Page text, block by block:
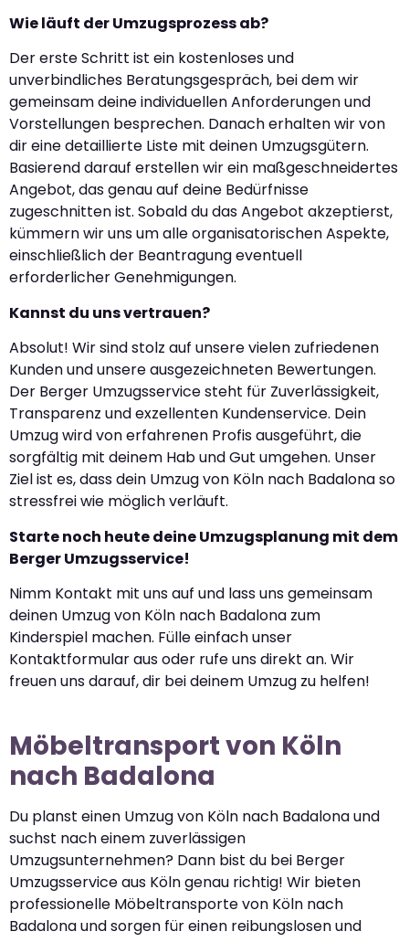
Wie läuft der Umzugsprozess ab?
Der erste Schritt ist ein kostenloses und
unverbindliches Beratungsgespräch, bei dem wir
gemeinsam deine individuellen Anforderungen und
Vorstellungen besprechen. Danach erhalten wir von
dir eine detaillierte Liste mit deinen Umzugsgütern.
Basierend darauf erstellen wir ein maßgeschneidertes
Angebot, das genau auf deine Bedürfnisse
zugeschnitten ist. Sobald du das Angebot akzeptierst,
kümmern wir uns um alle organisatorischen Aspekte,
einschließlich der Beantragung eventuell
erforderlicher Genehmigungen.
Kannst du uns vertrauen?
Absolut! Wir sind stolz auf unsere vielen zufriedenen
Kunden und unsere ausgezeichneten Bewertungen.
Der Berger Umzugsservice steht für Zuverlässigkeit,
Transparenz und exzellenten Kundenservice. Dein
Umzug wird von erfahrenen Profis ausgeführt, die
sorgfältig mit deinem Hab und Gut umgehen. Unser
Ziel ist es, dass dein Umzug von Köln nach Badalona so
stressfrei wie möglich verläuft.
Starte noch heute deine Umzugsplanung mit dem
Berger Umzugsservice!
Nimm Kontakt mit uns auf und lass uns gemeinsam
deinen Umzug von Köln nach Badalona zum
Kinderspiel machen. Fülle einfach unser
Kontaktformular aus oder rufe uns direkt an. Wir
freuen uns darauf, dir bei deinem Umzug zu helfen!
Möbeltransport von Köln
nach Badalona
Du planst einen Umzug von Köln nach Badalona und
suchst nach einem zuverlässigen
Umzugsunternehmen? Dann bist du bei Berger
Umzugsservice aus Köln genau richtig! Wir bieten
professionelle Möbeltransporte von Köln nach
Badalona und sorgen für einen reibungslosen und